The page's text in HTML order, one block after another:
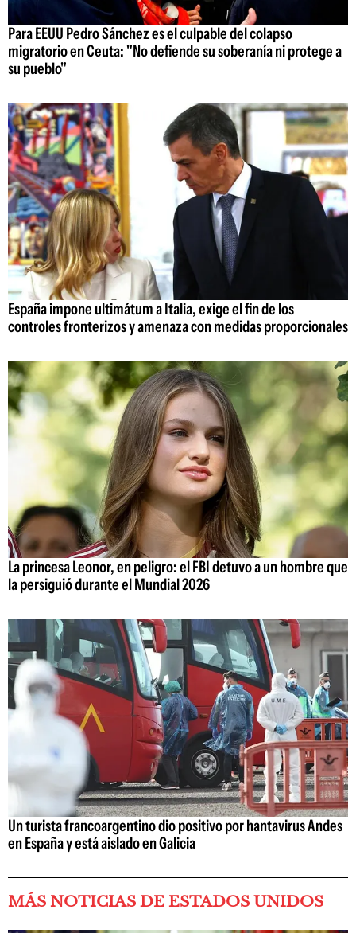
Para EEUU Pedro Sánchez es el culpable del colapso
migratorio en Ceuta: "No defiende su soberanía ni protege a
su pueblo"
España impone ultimátum a Italia, exige el fin de los
controles fronterizos y amenaza con medidas proporcionales
La princesa Leonor, en peligro: el FBI detuvo a un hombre que
la persiguió durante el Mundial 2026
Un turista francoargentino dio positivo por hantavirus Andes
en España y está aislado en Galicia
MÁS NOTICIAS DE ESTADOS UNIDOS